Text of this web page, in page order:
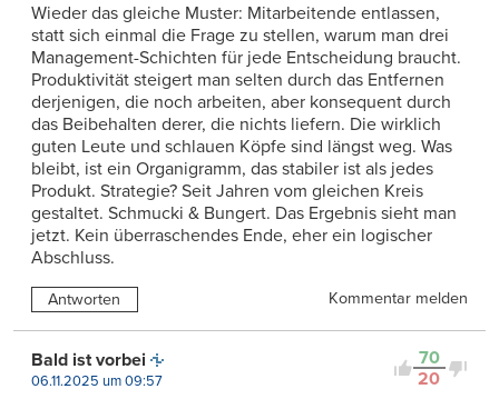
Wieder das gleiche Muster: Mitarbeitende entlassen,
statt sich einmal die Frage zu stellen, warum man drei
Management-Schichten für jede Entscheidung braucht.
Produktivität steigert man selten durch das Entfernen
derjenigen, die noch arbeiten, aber konsequent durch
das Beibehalten derer, die nichts liefern. Die wirklich
guten Leute und schlauen Köpfe sind längst weg. Was
bleibt, ist ein Organigramm, das stabiler ist als jedes
Produkt. Strategie? Seit Jahren vom gleichen Kreis
gestaltet. Schmucki & Bungert. Das Ergebnis sieht man
jetzt. Kein überraschendes Ende, eher ein logischer
Abschluss.
Antworten Kommentar melden
70
20
Bald ist vorbei
06.11.2025 um 09:57